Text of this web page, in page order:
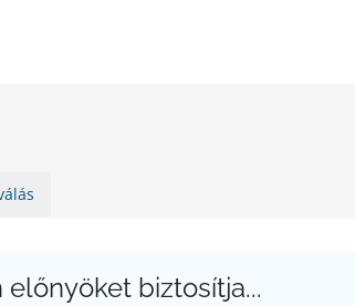
biztosítja...